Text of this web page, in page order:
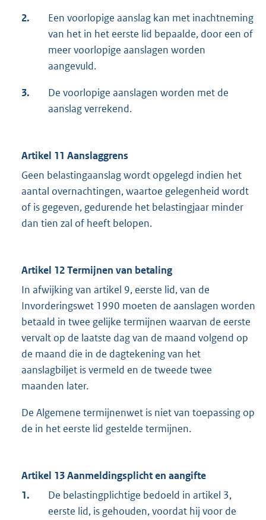
2.
Een voorlopige aanslag kan met inachtneming
van het in het eerste lid bepaalde, door een of
meer voorlopige aanslagen worden
aangevuld.
3.
De voorlopige aanslagen worden met de
aanslag verrekend.
Artikel 11 Aanslaggrens
Geen belastingaanslag wordt opgelegd indien het
aantal overnachtingen, waartoe gelegenheid wordt
of is gegeven, gedurende het belastingjaar minder
dan tien zal of heeft belopen.
Artikel 12 Termijnen van betaling
In afwijking van artikel 9, eerste lid, van de
Invorderingswet 1990 moeten de aanslagen worden
betaald in twee gelijke termijnen waarvan de eerste
vervalt op de laatste dag van de maand volgend op
de maand die in de dagtekening van het
aanslagbiljet is vermeld en de tweede twee
maanden later.
De Algemene termijnenwet is niet van toepassing op
de in het eerste lid gestelde termijnen.
Artikel 13 Aanmeldingsplicht en aangifte
1.
De belastingplichtige bedoeld in artikel 3,
eerste lid, is gehouden, voordat hij voor de